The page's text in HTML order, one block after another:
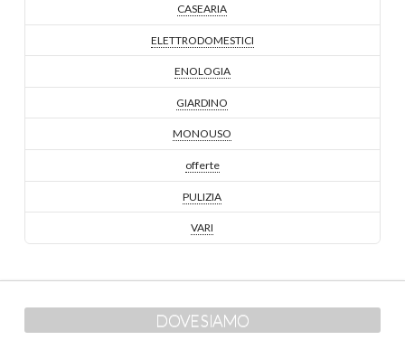
CASEARIA
ELETTRODOMESTICI
ENOLOGIA
GIARDINO
MONOUSO
offerte
PULIZIA
VARI
DOVE SIAMO